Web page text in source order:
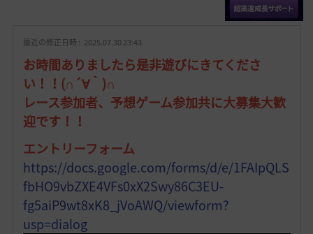
お 共有する
最近の修正日時 : 2025.07.30 23:43
お時間ありましたら是非遊びにきてくださ
い！！(∩´∀｀)∩
レース参加者、予想ゲーム参加共に大募集大歓
迎です！！
エントリーフォーム
https://docs.google.com/forms/d/e/1FAIpQLS
fbHO9vbZXE4VFs0xX2Swy86C3EU-
fg5aiP9wt8xK8_jVoAWQ/viewform?
usp=dialog